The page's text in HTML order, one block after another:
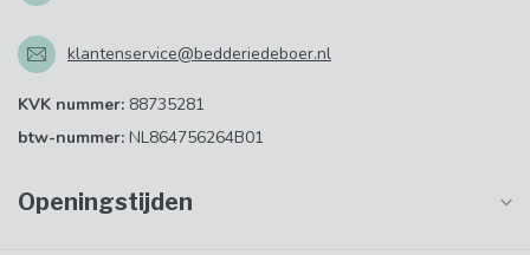
klantenservice@bedderiedeboer.nl
KVK nummer: 88735281
btw-nummer: NL864756264B01
Openingstijden